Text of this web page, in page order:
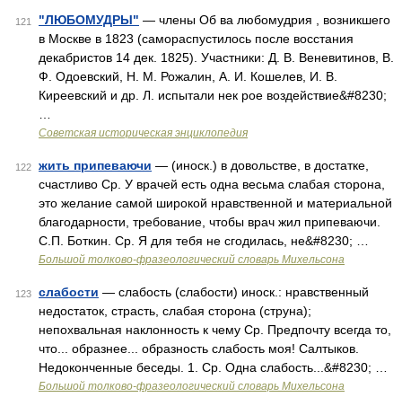
121 "ЛЮБОМУДРЫ" — члены Об ва любомудрия , возникшего
в Москве в 1823 (самораспустилось после восстания
декабристов 14 дек. 1825). Участники: Д. В. Веневитинов, В.
Ф. Одоевский, Н. М. Рожалин, А. И. Кошелев, И. В.
Киреевский и др. Л. испытали нек рое воздействие&#8230;
Советская историческая энциклопедия
122 жить припеваючи — (иноск.) в довольстве, в достатке,
счастливо Ср. У врачей есть одна весьма слабая сторона,
это желание самой широкой нравственной и материальной
благодарности, требование, чтобы врач жил припеваючи.
С.П. Боткин. Ср. Я для тебя не сгодилась, не&#8230; …
Большой толково-фразеологический словарь Михельсона
123 слабости — слабость (слабости) иноск.: нравственный
недостаток, страсть, слабая сторона (струна);
непохвальная наклонность к чему Ср. Предпочту всегда то,
что... образнее... образность слабость моя! Салтыков.
Недоконченные беседы. 1. Ср. Одна слабость...&#8230; …
Большой толково-фразеологический словарь Михельсона